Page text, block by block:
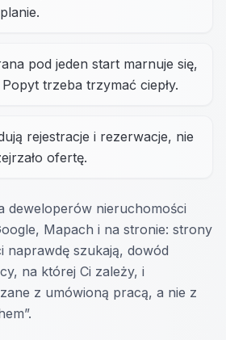
pod jeden start marnuje się,
trzeba trzymać ciepły.
rejestracje i rezerwacje, nie
ofertę.
deweloperów nieruchomości
Mapach i na stronie: strony
naprawdę szukają, dowód
na której Ci zależy, i
z umówioną pracą, a nie z